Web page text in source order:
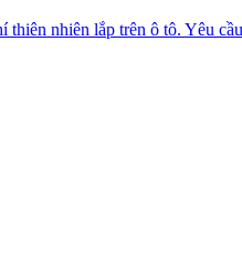
nhiên lắp trên ô tô. Yêu